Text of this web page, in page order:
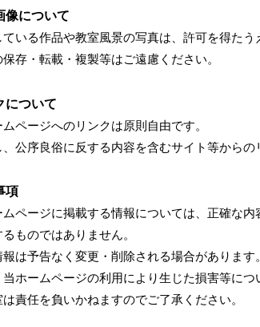
像について
いる作品や教室風景の写真は、許可を得たう
存・転載・複製等はご遠慮ください。
について
ページへのリンクは原則自由です。
、公序良俗に反する内容を含むサイト等からの
項
ムページに掲載する情報については、正確な
ものではありません。
は予告なく変更・削除される場合があります。
当ホームページの利用により生じた損害等につ
責任を負いかねますのでご了承ください。